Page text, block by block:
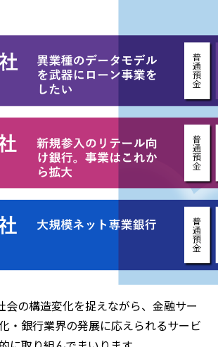
会の構造変化を捉えながら、金融サー
・銀行業界の発展に応えられるサービ